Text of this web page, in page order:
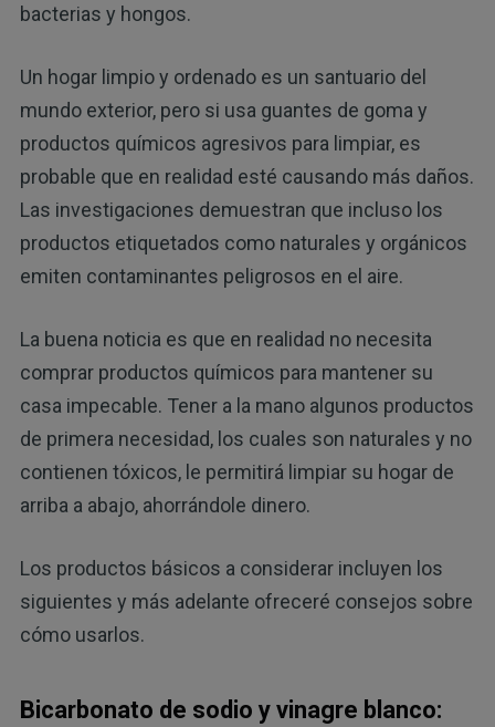
bacterias y hongos.
Un hogar limpio y ordenado es un santuario del
mundo exterior, pero si usa guantes de goma y
productos químicos agresivos para limpiar, es
probable que en realidad esté causando más daños.
Las investigaciones demuestran que incluso los
productos etiquetados como naturales y orgánicos
emiten contaminantes peligrosos en el aire.
La buena noticia es que en realidad no necesita
comprar productos químicos para mantener su
casa impecable. Tener a la mano algunos productos
de primera necesidad, los cuales son naturales y no
contienen tóxicos, le permitirá limpiar su hogar de
arriba a abajo, ahorrándole dinero.
Los productos básicos a considerar incluyen los
siguientes y más adelante ofreceré consejos sobre
cómo usarlos.
Bicarbonato de sodio y vinagre blanco: